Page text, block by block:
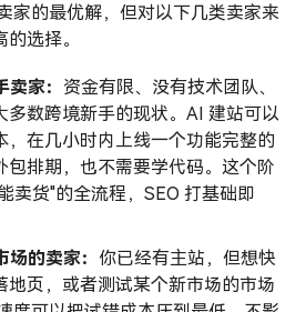
家的最优解，但对以下几类卖家来
选择。
家： 资金有限、没有技术团队、
多数跨境新手的现状。AI 建站可以
，在几小时内上线一个功能完整的
包排期，也不需要学代码。这个阶
卖货"的全流程，SEO 打基础即
的卖家： 你已经有主站，但想快
地页，或者测试某个新市场的市场